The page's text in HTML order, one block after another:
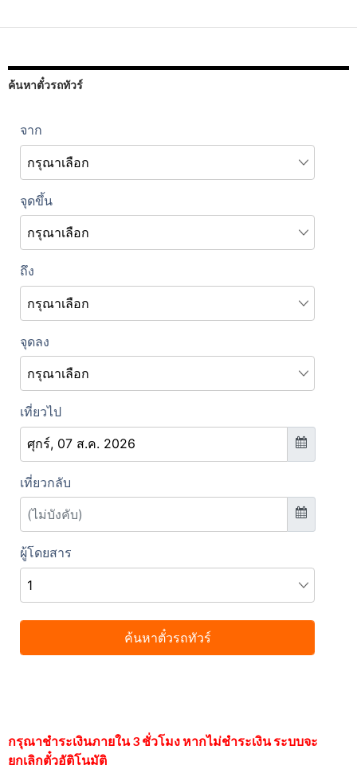
ค้นหาตั๋วรถทัวร์
กรุณาชำระเงินภายใน 3 ชั่วโมง หากไม่ชำระเงิน ระบบจะ
ยกเลิกตั๋วอัติโนมัติ